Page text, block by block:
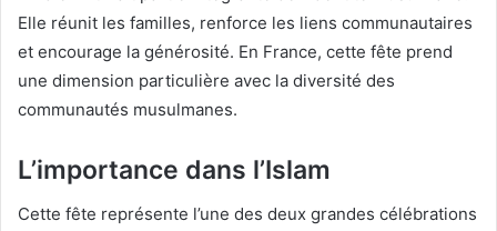
Elle réunit les familles, renforce les liens communautaires
et encourage la générosité. En France, cette fête prend
une dimension particulière avec la diversité des
communautés musulmanes.
L’importance dans l’Islam
Cette fête représente l’une des deux grandes célébrations